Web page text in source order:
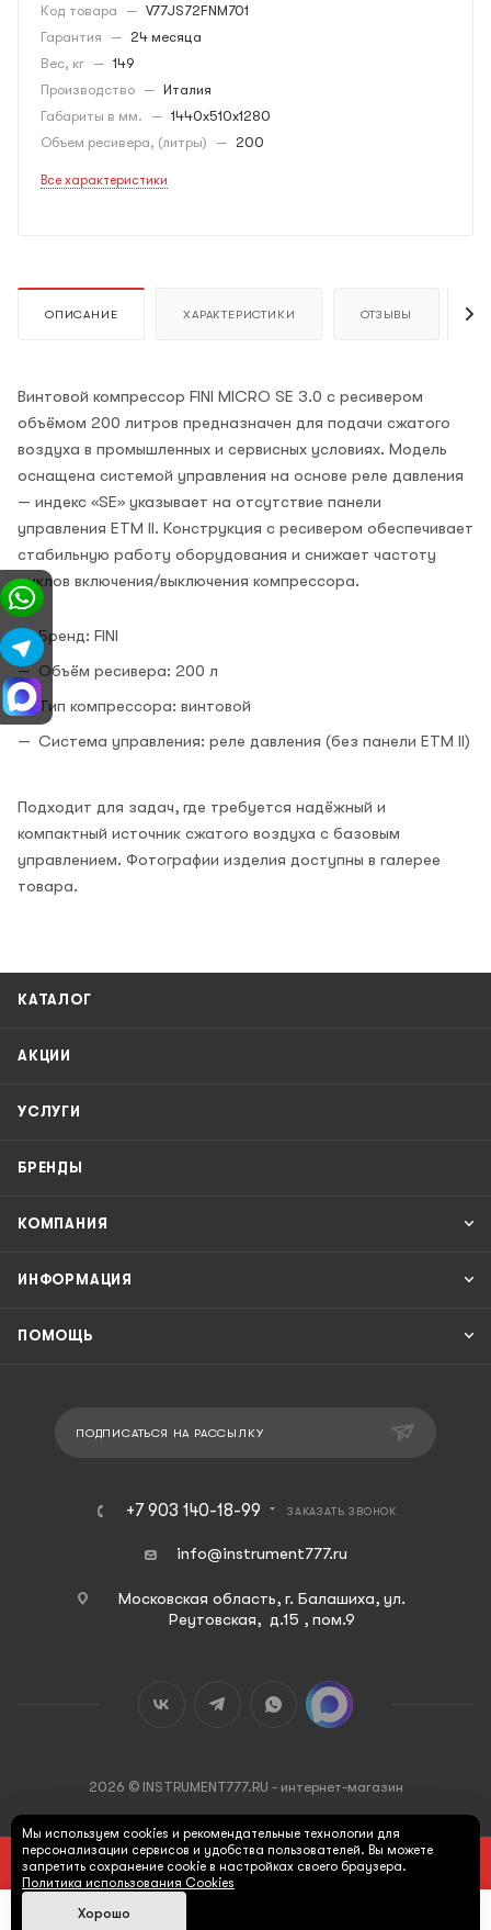
ПОД ЗАКАЗ
Код товара — V77JS72FNM701
Гарантия — 24 месяца
Вес, кг — 149
Производство — Италия
Габариты в мм. — 1440x510x1280
Объем ресивера, (литры) — 200
Все характеристики
ОПИСАНИЕ ХАРАКТЕРИСТИКИ ОТЗЫВЫ
Винтовой компрессор FINI MICRO SE 3.0 с ресивером
объёмом 200 литров предназначен для подачи сжатого
воздуха в промышленных и сервисных условиях. Модель
оснащена системой управления на основе реле давления
— индекс «SE» указывает на отсутствие панели
управления ETM II. Конструкция с ресивером обеспечивает
стабильную работу оборудования и снижает частоту
циклов включения/выключения компрессора.
Бренд: FINI
Объём ресивера: 200 л
Тип компрессора: винтовой
Система управления: реле давления (без панели ETM II)
Подходит для задач, где требуется надёжный и
компактный источник сжатого воздуха с базовым
управлением. Фотографии изделия доступны в галерее
товара.
КАТАЛОГ
АКЦИИ
УСЛУГИ
БРЕНДЫ
КОМПАНИЯ
ИНФОРМАЦИЯ
ПОМОЩЬ
ПОДПИСАТЬСЯ НА РАССЫЛКУ
+7 903 140-18-99 ЗАКАЗАТЬ ЗВОНОК
info@instrument777.ru
Московская область, г. Балашиха, ул.
Реутовская, д.15 , пом.9
2026 © INSTRUMENT777.RU - интернет-магазин
Мы используем cookies и рекомендательные технологии для
персонализации сервисов и удобства пользователей. Вы можете
запретить сохранение cookie в настройках своего браузера.
Политика использования Cookies
Хорошо